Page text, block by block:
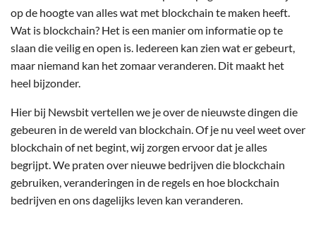
op de hoogte van alles wat met blockchain te maken heeft.
Wat is blockchain? Het is een manier om informatie op te
slaan die veilig en open is. Iedereen kan zien wat er gebeurt,
maar niemand kan het zomaar veranderen. Dit maakt het
heel bijzonder.
Hier bij Newsbit vertellen we je over de nieuwste dingen die
gebeuren in de wereld van blockchain. Of je nu veel weet over
blockchain of net begint, wij zorgen ervoor dat je alles
begrijpt. We praten over nieuwe bedrijven die blockchain
gebruiken, veranderingen in de regels en hoe blockchain
bedrijven en ons dagelijks leven kan veranderen.